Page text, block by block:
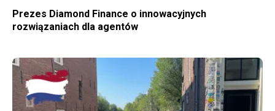
Prezes Diamond Finance o innowacyjnych
rozwiązaniach dla agentów